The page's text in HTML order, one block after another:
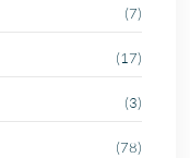
(7)
(17)
(3)
(78)